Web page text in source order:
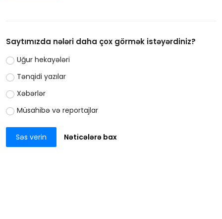
Saytımızda nələri daha çox görmək istəyərdiniz?
Uğur hekayələri
Tənqidi yazılar
Xəbərlər
Müsahibə və reportajlar
Səs verin Nəticələrə bax